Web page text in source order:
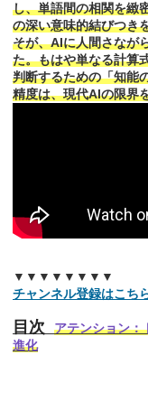
し、単語間の相関を緻
の深い意味的結びつき
そが、AIに人間さなが
た。もはや単なる計算
判断するための「知能
精度は、現代AIの限界
▼▼▼▼▼▼▼▼
チャンネル登録はこち
目次
アテンション：
進化